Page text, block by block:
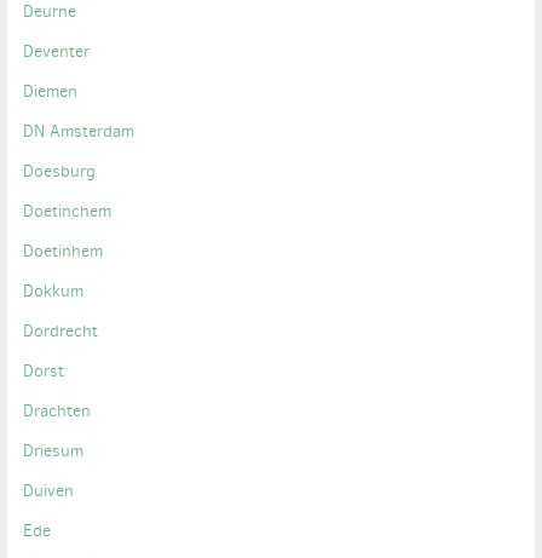
Deurne
Deventer
Diemen
DN Amsterdam
Doesburg
Doetinchem
Doetinhem
Dokkum
Dordrecht
Dorst
Drachten
Driesum
Duiven
Ede